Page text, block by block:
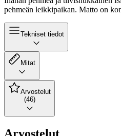
pehmeän leikkipaikan. Matto on
Tekniset tiedot
Mitat
Arvostelut
(46)